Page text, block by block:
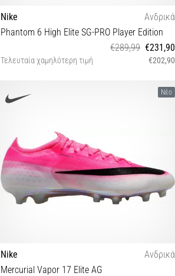
Nike
Ανδρικά
Phantom 6 High Elite SG-PRO Player Edition
€289,99 €231,90
Τελευταία χαμηλότερη τιμή €202,90
Νέο
Nike
Ανδρικά
Mercurial Vapor 17 Elite AG